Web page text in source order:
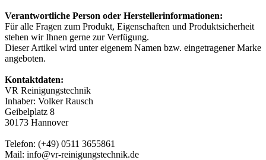
Verantwortliche Person oder Herstellerinformationen:
Für alle Fragen zum Produkt, Eigenschaften und Produktsicherheit
stehen wir Ihnen gerne zur Verfügung.
Dieser Artikel wird unter eigenem Namen bzw. eingetragener Marke
angeboten.
Kontaktdaten:
VR Reinigungstechnik
Inhaber: Volker Rausch
Geibelplatz 8
30173 Hannover
Telefon: (+49) 0511 3655861
Mail: info@vr-reinigungstechnik.de